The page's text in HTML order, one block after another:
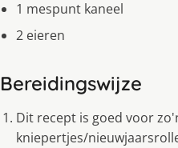
1 mespunt kaneel
2 eieren
Bereidingswijze
Dit recept is goed voor
kniepertjes/